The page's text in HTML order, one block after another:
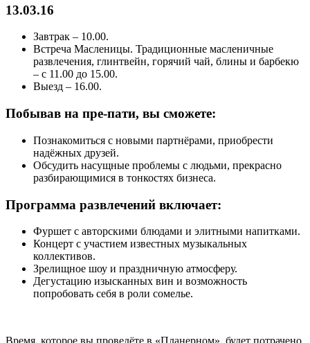
13.03.16
Завтрак – 10.00.
Встреча Масленицы. Традиционные масленичные
развлечения, глинтвейн, горячий чай, блины и барбекю
– с 11.00 до 15.00.
Выезд – 16.00.
Побывав на пре-пати, вы сможете:
Познакомиться с новыми партнёрами, приобрести
надёжных друзей.
Обсудить насущные проблемы с людьми, прекрасно
разбирающимися в тонкостях бизнеса.
Программа развлечений включает:
Фуршет с авторскими блюдами и элитными напитками.
Концерт с участием известных музыкальных
коллективов.
Зрелищное шоу и праздничную атмосферу.
Дегустацию изысканных вин и возможность
попробовать себя в роли сомелье.